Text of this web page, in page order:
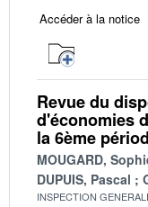
Accéder à la notice
Revue du
d'économies
la 6ème
MOUGARD,
DUPUIS, Pascal
INSPECTION